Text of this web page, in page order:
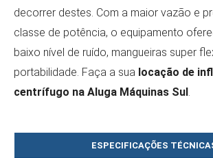
decorrer destes. Com a maior vazão e
classe de potência, o equipamento
baixo nível de ruído, mangueiras super
portabilidade. Faça a sua locação de
centrífugo na Aluga Máquinas Sul.
ESPECIFICAÇÕES